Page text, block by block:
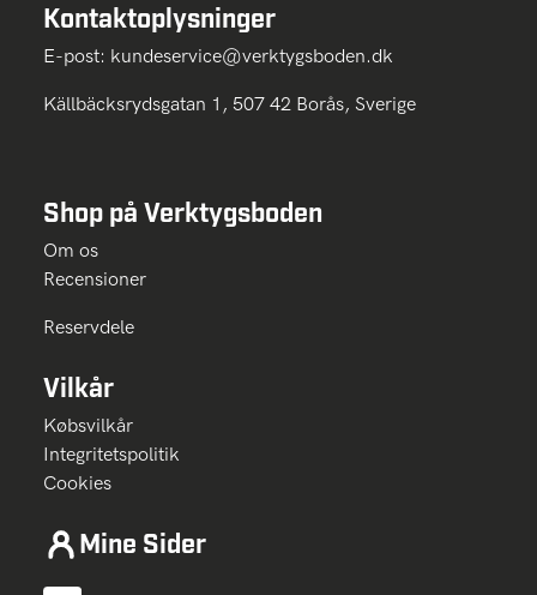
Kontaktoplysninger
E-post: kundeservice@verktygsboden.dk
Källbäcksrydsgatan 1, 507 42 Borås, Sverige
Shop på Verktygsboden
Om os
Recensioner
Reservdele
Vilkår
Købsvilkår
Integritetspolitik
Cookies
Mine Sider